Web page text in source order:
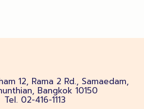
12, Rama 2 Rd., Samaedam,
Bangkok 10150
Tel. 02-416-1113